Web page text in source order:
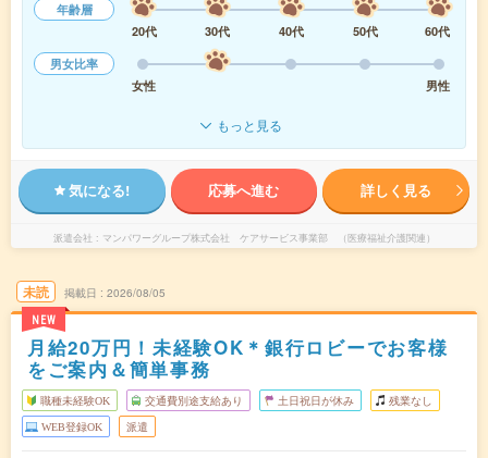
年齢層
20代
30代 40代 50代
60代
男女比率
女性
男性
もっと見る
気になる! 応募へ進む 詳しく見る
派遣会社 マンパワーグループ株式会社 ケアサービス事業部 （医療福祉介護関連）
未読
NEW
掲載日 2026/08/05
月給20万円！未経験OK＊銀行ロビーでお客様
をご案内＆簡単事務
職種未経験OK 交通費別途支給あり 土日祝日が休み 残業なし
WEB登録OK 派遣